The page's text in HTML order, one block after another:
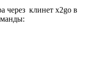
через клинет x2go в